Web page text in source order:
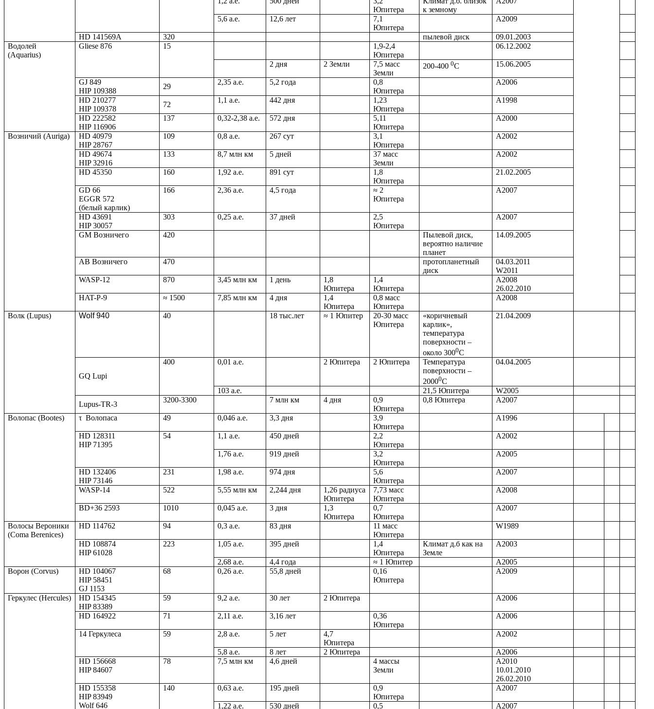
Юпитера
к земному
5,6 а.е. 12,6 лет
7,1
Юпитера
А2009
HD 141569A 320 пылевой диск
09.01.2003
Водолей
(Aquarius)
Gliese 876 15
1,9-2,4
Юпитера
06.12.2002
2 дня 2 Земли
7,5 масс
Земли
200-4000С 15.06.2005
GJ 849
HIP 109388
29
2,35 а.е. 5,2 года
0,8
Юпитера
А2006
HD 210277
HIP 109378
72
1,1 а.е. 442 дня
1,23
Юпитера
А1998
HD 222582
HIP 116906
137 0,32-2,38 а.е. 572 дня
5,11
Юпитера
А2000
Возничий (Auriga)
HD 40979
HIP 28767
109 0,8 а.е. 267 сут
3,1
Юпитера
А2002
HD 49674
HIP 32916
133 8,7 млн км 5 дней
37 масс
Земли
А2002
HD 45350 160 1,92 а.е. 891 сут
1,8
Юпитера
21.02.2005
GD 66
EGGR 572
(белый карлик)
166 2,36 а.е. 4,5 года
≈ 2
Юпитера
А2007
HD 43691
HIP 30057
303 0,25 а.е. 37 дней
2,5
Юпитера
А2007
GM Возничего 420
Пылевой диск,
вероятно наличие
планет
14.09.2005
АВ Возничего 470
протопланетный
диск
04.03.2011
W2011
WASP-12
870 3,45 млн км 1 день
1,8
Юпитера
1,4
Юпитера
А2008
26.02.2010
HAT-P-9
≈ 1500 7,85 млн км 4 дня
1,4
Юпитера
0,8 масс
Юпитера
А2008
Волк (Lupus) Wolf 940 40 18 тыс.лет ≈ 1 Юпитер
20-30 масс
Юпитера
«коричневый
карлик»,
температура
поверхности –
около 3000С
21.04.2009
GQ Lupi
400 0,01 а.е. 2 Юпитера 2 Юпитера
Температура
поверхности –
20000С
04.04.2005
103а.е. 21,5 Юпитера
W2005
Lupus-TR-3
3200-3300 7 млн км 4 дня
0,9
Юпитера
0,8 Юпитера А2007
Волопас (Bootes) τ Волопаса 49 0,046 а.е. 3,3 дня
3,9
Юпитера
А1996
HD 128311
HIP 71395
54 1,1 а.е. 450 дней
2,2
Юпитера
А2002
1,76 а.е. 919 дней
3,2
Юпитера
А2005
HD 132406
HIP 73146
231 1,98 а.е. 974 дня
5,6
Юпитера
А2007
WASP-14 522 5,55 млн км 2,244 дня
1,26 радиуса
Юпитера
7,73 масс
Юпитера
А2008
BD+36 2593 1010 0,045 а.е. 3 дня
1,3
Юпитера
0,7
Юпитера
А2007
Волосы Вероники
(Coma Berenices)
HD 114762 94 0,3 а.е. 83 дня 11масс
Юпитера
W1989
HD 108874
HIP 61028
223 1,05 а.е. 395 дней
1,4
Юпитера
Климат д.б как на
Земле
А2003
2,68 а.е. 4,4 года ≈ 1 Юпитер
А2005
Ворон (Corvus)
HD 104067
HIP 58451
GJ 1153
68 0,26 а.е. 55,8 дней
0,16
Юпитера
А2009
Геркулес (Hercules)
HD 154345
HIP 83389
59 9,2 а.е. 30 лет 2 Юпитера А2006
HD 164922 71 2,11 а.е. 3,16 лет
0,36
Юпитера
А2006
14 Геркулеса 59 2,8 а.е. 5 лет
4,7
Юпитера
А2002
5,8 а.е. 8 лет 2 Юпитера
А2006
HD 156668
HIP 84607
78 7,5 млн км 4,6 дней
4 массы
Земли
А2010
10.01.2010
26.02.2010
HD 155358
HIP 83949
Wolf 646
140 0,63 а.е. 195 дней
0,9
Юпитера
А2007
1,22 а.е. 530 дней 0,5 А2007